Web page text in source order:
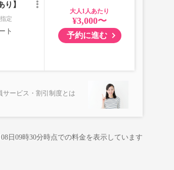
り】
定
ト
大人
¥3,000〜
予約に進む
サービス・割引制度とは
日09時30分時点での料金を表示しています